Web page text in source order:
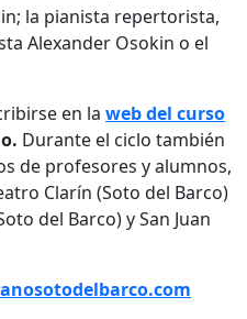
la pianista repertorista,
Alexander Osokin o el
en la web del curso
Durante el ciclo también
de profesores y alumnos,
Clarín (Soto del Barco)
del Barco) y San Juan